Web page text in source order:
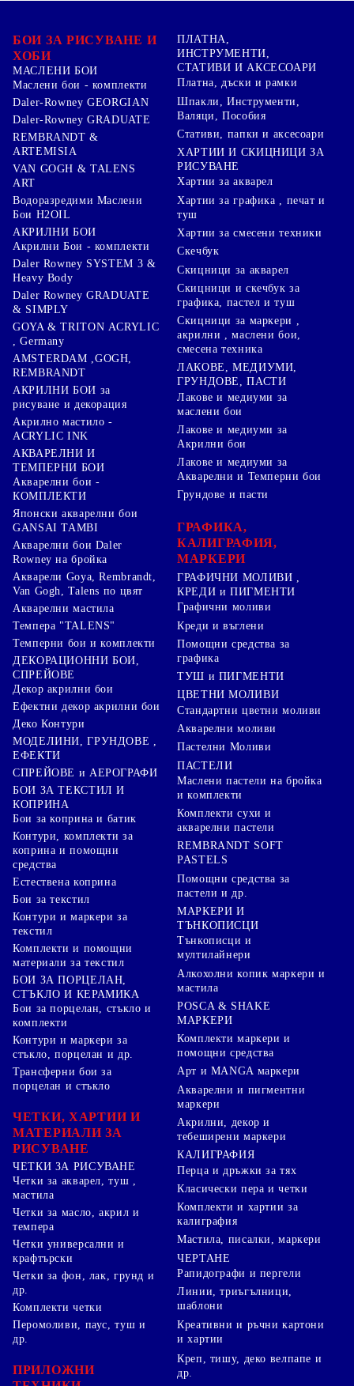
БОИ ЗА РИСУВАНЕ И
ХОБИ
МАСЛЕНИ БОИ
Маслени бои - комплекти
Daler-Rowney GEORGIAN
Daler-Rowney GRADUATE
REMBRANDT &
ARTEMISIA
VAN GOGH & TALENS
ART
Водоразредими Маслени
Бои H2OIL
АКРИЛНИ БОИ
Акрилни Бои - комплекти
Daler Rowney SYSTEM 3 &
Heavy Body
Daler Rowney GRADUATE
& SIMPLY
GOYA & TRITON АCRYLIC
, Germany
AMSTERDAM ,GOGH,
REMBRANDT
АКРИЛНИ БОИ за
рисуване и декорация
Акрилно мастило -
ACRYLIC INK
АКВАРЕЛНИ И
ТЕМПЕРНИ БОИ
Акварелни бои -
КОМПЛЕКТИ
Японски акварелни бои
GANSAI TAMBI
Акварелни бои Daler
Rowney на бройка
Акварели Goya, Rembrandt,
Van Gogh, Talens по цвят
Акварелни мастила
Темпера "TALENS"
Темперни бои и комплекти
ДЕКОРАЦИОННИ БОИ,
СПРЕЙОВЕ
Декор акрилни бои
Ефектни декор акрилни бои
Деко Контури
МОДЕЛИНИ, ГРУНДОВЕ ,
ЕФЕКТИ
СПРЕЙОВЕ и АЕРОГРАФИ
БОИ ЗА ТЕКСТИЛ И
КОПРИНА
Бои за коприна и батик
Контури, комплекти за
коприна и помощни
средства
Естествена коприна
Бои за текстил
Контури и маркери за
текстил
Комплекти и помощни
материали за текстил
БОИ ЗА ПОРЦЕЛАН,
СТЪКЛО И КЕРАМИКА
Бои за порцелан, стъкло и
комплекти
Контури и маркери за
стъкло, порцелан и др.
Трансферни бои за
порцелан и стъкло
ЧЕТКИ, ХАРТИИ И
МАТЕРИАЛИ ЗА
РИСУВАНЕ
ЧЕТКИ ЗА РИСУВАНЕ
Четки за акварел, туш ,
мастила
Четки за масло, акрил и
темпера
Четки универсални и
крафтърски
Четки за фон, лак, грунд и
др.
Комплекти четки
ПЛАТНА,
ИНСТРУМЕНТИ,
СТАТИВИ И АКСЕСОАРИ
Платна, дъски и рамки
Шпакли, Инструменти,
Валяци, Пособия
Стативи, папки и аксесоари
ХАРТИИ И СКИЦНИЦИ ЗА
РИСУВАНЕ
Хартии за акварел
Хартии за графика , печат и
туш
Хартии за смесени техники
Скечбук
Скицници за акварел
Скицници и скечбук за
графика, пастел и туш
Скицници за маркери ,
акрилни , маслени бои,
смесена техника
ЛАКОВЕ, МЕДИУМИ,
ГРУНДОВЕ, ПАСТИ
Лакове и медиуми за
маслени бои
Лакове и медиуми за
Акрилни бои
Лакове и медиуми за
Акварелни и Темперни бои
Грундове и пасти
ГРАФИКА,
КАЛИГРАФИЯ,
МАРКЕРИ
ГРАФИЧНИ МОЛИВИ ,
КРЕДИ и ПИГМЕНТИ
Графични моливи
Креди и въглени
Помощни средства за
графика
ТУШ и ПИГМЕНТИ
ЦВЕТНИ МОЛИВИ
Стандартни цветни моливи
Акварелни моливи
Пастелни Моливи
ПАСТЕЛИ
Маслени пастели на бройка
и комплекти
Комплекти сухи и
акварелни пастели
REMBRANDT SOFT
PASTELS
Помощни средства за
пастели и др.
МАРКЕРИ И
ТЪНКОПИСЦИ
Тънкописци и
мултилайнери
Алкохолни копик маркери и
мастила
POSCA & SHAKE
МАРКЕРИ
Комплекти маркери и
помощни средства
Арт и MANGA маркери
Акварелни и пигментни
маркери
Акрилни, декор и
тебеширени маркери
КАЛИГРАФИЯ
Перца и дръжки за тях
Класически пера и четки
Комплекти и хартии за
калиграфия
Мастила, писалки, маркери
ЧЕРТАНЕ
Рапидографи и пергели
Линии, триъгълници,
шаблони
Перомоливи, паус, туш и
др.
ПРИЛОЖНИ
Креативни и ръчни картони
и хартии
Креп, тишу, деко велпапе и
др.